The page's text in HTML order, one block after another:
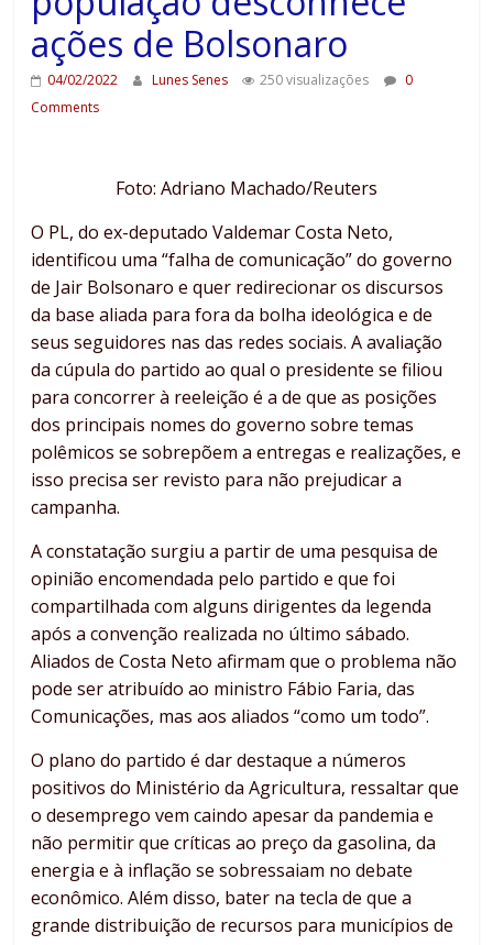
ações de Bolsonaro
04/02/2022 Lunes Senes 250 visualizações
0
Comments
Foto: Adriano Machado/Reuters
O PL, do ex-deputado Valdemar Costa Neto,
identificou uma “falha de comunicação” do governo
de Jair Bolsonaro e quer redirecionar os discursos
da base aliada para fora da bolha ideológica e de
seus seguidores nas das redes sociais. A avaliação
da cúpula do partido ao qual o presidente se filiou
para concorrer à reeleição é a de que as posições
dos principais nomes do governo sobre temas
polêmicos se sobrepõem a entregas e realizações, e
isso precisa ser revisto para não prejudicar a
campanha.
A constatação surgiu a partir de uma pesquisa de
opinião encomendada pelo partido e que foi
compartilhada com alguns dirigentes da legenda
após a convenção realizada no último sábado.
Aliados de Costa Neto afirmam que o problema não
pode ser atribuído ao ministro Fábio Faria, das
Comunicações, mas aos aliados “como um todo”.
O plano do partido é dar destaque a números
positivos do Ministério da Agricultura, ressaltar que
o desemprego vem caindo apesar da pandemia e
não permitir que críticas ao preço da gasolina, da
energia e à inflação se sobressaiam no debate
econômico. Além disso, bater na tecla de que a
grande distribuição de recursos para municípios de